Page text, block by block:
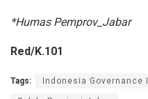
*Humas Pemprov_Jabar
Red/K.101
Tags: Indonesia Governance